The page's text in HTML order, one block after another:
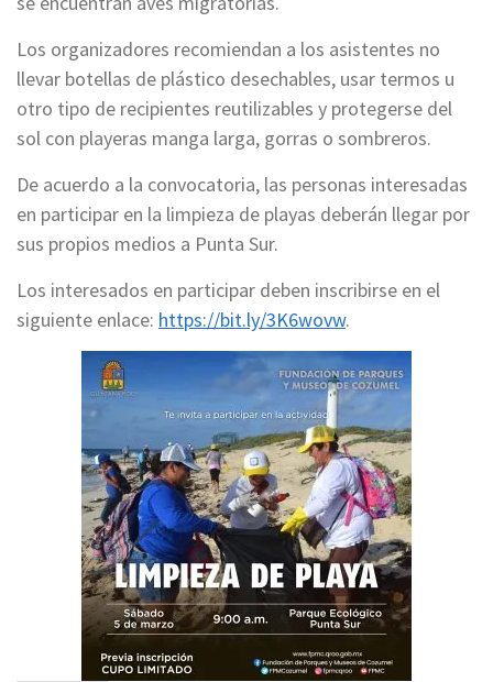
Los organizadores recomiendan a los asistentes no
llevar botellas de plástico desechables, usar termos u
otro tipo de recipientes reutilizables y protegerse del
sol con playeras manga larga, gorras o sombreros.
De acuerdo a la convocatoria, las personas interesadas
en participar en la limpieza de playas deberán llegar por
sus propios medios a Punta Sur.
Los interesados en participar deben inscribirse en el
siguiente enlace: https://bit.ly/3K6wovw.